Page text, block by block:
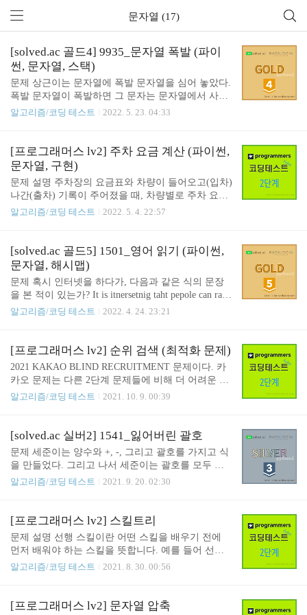
문자열 (17)
[solved.ac 골드4] 9935_문자열 폭발 (파이
썬, 문자열, 스택)
문제 상근이는 문자열에 폭발 문자열을 심어 놓았다.
폭발 문자열이 폭발하면 그 문자는 문자열에서 사라
지며, 남은 문자열은 합쳐지게 된다. 폭발은 다음과
된다. 남은 문자열을 순서대로 이어 붙여 새로운 문
자열을 만든다. 새로 생긴 문자열에 폭발 문자열이
포함되어 있을 수도 있다. 폭발은 폭발 문자열이 문
자열에 없을 때까지 계속된다. 상근이는 모든 폭발이
끝난 후에 어떤 문자열이 남는지 구해보려고 한다.
남아있는 문자가 없는 경우가 있다. 이때는 "FRUL
진다. 문자열의 길이는 1보다 크거나 같고, 1,00..
알고리즘/코딩 테스트 2022. 5. 23. 04:33
[프로그래머스 lv2] 주차 요금 계산 (파이썬,
문자열, 구현)
문제 설명 주차장의 요금표와 차량이 들어오고(입차)
나간(출차) 기록이 주어졌을 때, 차량별로 주차 요금
을 계산하려고 합니다. 아래는 하나의 예시를 나타냅
(시:분)차량 번호내역 05:34 5961 입차 06:00 0000 입
차 06:34 0000 출차 07:59 5961 출차 07:59 0148 입차
18:59 0000 입차 19:09 0148 출차 22:59 5961 입차 23:
00 5961 출차 자동차별 주차 요금 차량 번호누적 주
차 시간(분)주차 요금(원) 0000 34 + 300 = 334 5000 +
⌈(334 - 180) / 10⌉ x 600 = 14600 0148 670 5..
알고리즘/코딩 테스트 2022. 5. 4. 22:57
[solved.ac 골드5] 1501_영어 읽기 (파이썬,
문자열, 해시맵)
문제 혹시 인터넷을 하다가, 다음과 같은 식의 문장
을 본 적이 있는가? It is itnersetnig taht pepole can raed
smoe grabeld wrods. 원래의 문장은 'It is interesting tha
순서가 뒤섞여 있다. 한 대학에서 시행한 연구 조사
결과에 따르면, (영어 단어를 아는 사람의 경우) 첫
문자와 제일 끝 문자가 일치하고, 그 사이의 문자들
은 순서가 어떻게 뒤바뀌어 있더라도 읽는 데 지장이
없다고 한다. 그렇다보니, 한 단어가 여러 단어로 해
알고리즘/코딩 테스트 2022. 4. 24. 23:21
[프로그래머스 lv2] 순위 검색 (최적화 문제)
2021 KAKAO BLIND RECRUITMENT 문제이다. 카
카오 문제는 다른 2단계 문제들에 비해 더 어려운 것
같다... 이 문제도 단순히 풀이하면 간단한 문자열 파
는 문제입니다.] 카카오는 하반기 경력 개발자 공개
채용을 진행 중에 있으며 현재 지원서 접수와 코딩테
스트가 종료되었습니다. 이번 채용에서 지원자는 지
원서 작성 시 아래와 같이 4가지 항목을 반드시 선택
하도록 하였습니다. 코딩테스트 참여 개발언어 항목
합니다. 지원 경력구분 항목에 junior와 senior..
알고리즘/코딩 테스트 2021. 10. 9. 00:39
[solved.ac 실버2] 1541_잃어버린 괄호
문제 세준이는 양수와 +, -, 그리고 괄호를 가지고 식
을 만들었다. 그리고 나서 세준이는 괄호를 모두 지
웠다. 그리고 나서 세준이는 괄호를 적절히 쳐서 이
오. 입력 첫째 줄에 식이 주어진다. 식은 ‘0’~‘9’, ‘+’,
그리고 ‘-’만으로 이루어져 있고, 가장 처음과 마지막
문자는 숫자이다. 그리고 연속해서 두 개 이상의 연
산자가 나타나지 않고, 5자리보다 많이 연속되는 숫
자는 없다. 수는 0으로 시작할 수 있다. 입력으로 주
오기 때문에 -의 값이 최대가 되면 최소값을 구할 수
알고리즘/코딩 테스트 2021. 9. 20. 02:30
[프로그래머스 lv2] 스킬트리
문제 설명 선행 스킬이란 어떤 스킬을 배우기 전에
먼저 배워야 하는 스킬을 뜻합니다. 예를 들어 선행
스킬 순서가 스파크 → 라이트닝 볼트 → 썬더일때,
니다. 위 순서에 없는 다른 스킬(힐링 등)은 순서에
알고리즘/코딩 테스트 2021. 8. 30. 00:56
[프로그래머스 lv2] 문자열 압축